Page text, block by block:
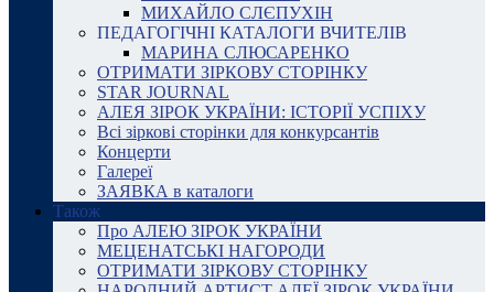
МИХАЙЛО СЛЄПУХІН
ПЕДАГОГІЧНІ КАТАЛОГИ ВЧИТЕЛІВ
МАРИНА СЛЮСАРЕНКО
ОТРИМАТИ ЗІРКОВУ СТОРІНКУ
STAR JOURNAL
АЛЕЯ ЗІРОК УКРАЇНИ: ІСТОРІЇ УСПІХУ
Всі зіркові сторінки для конкурсантів
Концерти
Галереї
ЗАЯВКА в каталоги
Також
Про АЛЕЮ ЗІРОК УКРАЇНИ
МЕЦЕНАТСЬКІ НАГОРОДИ
ОТРИМАТИ ЗІРКОВУ СТОРІНКУ